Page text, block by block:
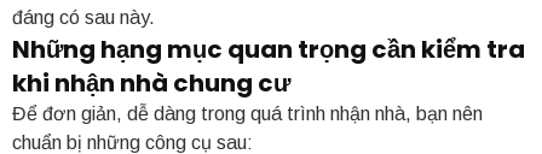
đáng có sau này.
Những hạng mục quan trọng cần kiểm tra
khi nhận nhà chung cư
Để đơn giản, dễ dàng trong quá trình nhận nhà, bạn nên
chuẩn bị những công cụ sau: